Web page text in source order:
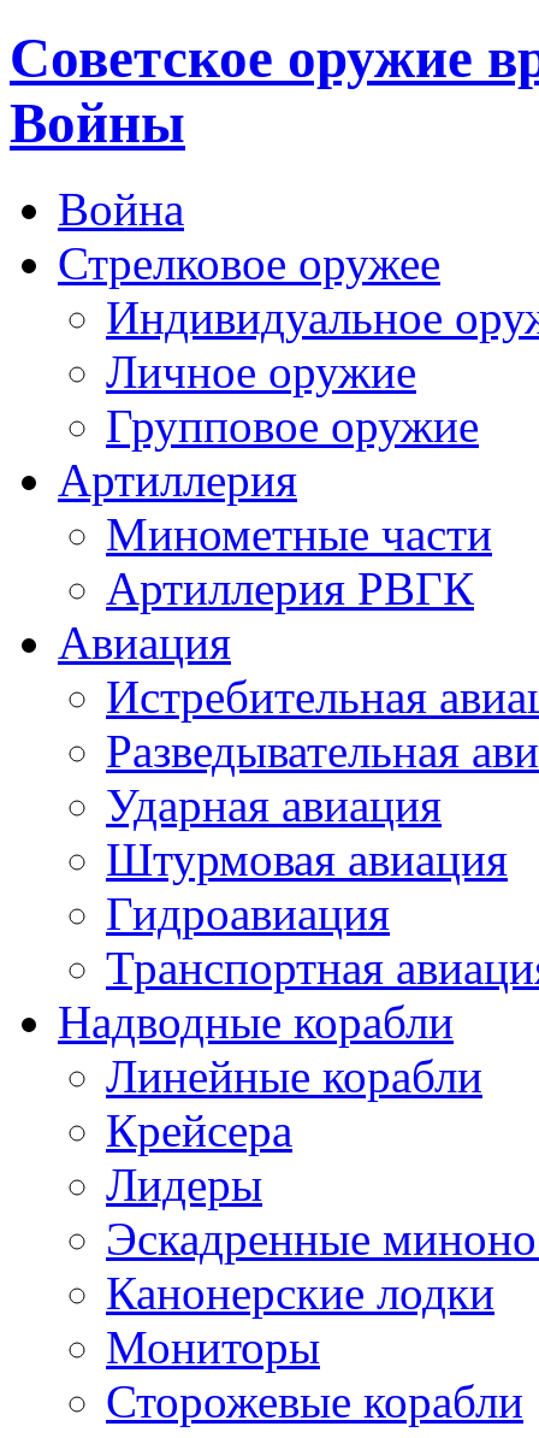
Cоветское оружие
Войны
Война
Стрелковое оружее
Индивидуальное
Личное оружие
Групповое оружие
Артиллерия
Минометные части
Артиллерия РВГК
Авиация
Истребительная
Разведывательная
Ударная авиация
Штурмовая авиация
Гидроавиация
Транспортная
Надводные корабли
Линейные корабли
Крейсера
Лидеры
Эскадренные
Канонерские лодки
Мониторы
Сторожевые корабли